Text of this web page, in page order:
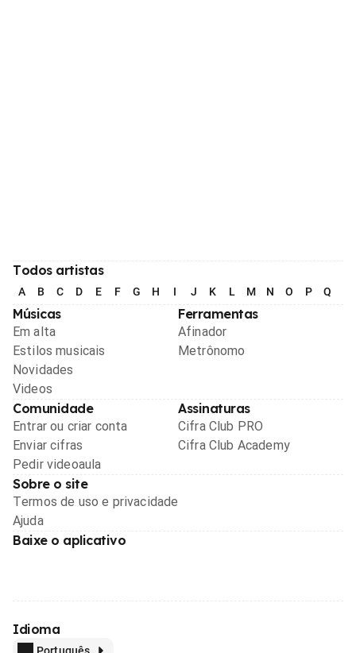
Todos artistas
A B C D E F G H I J K L M N O P Q
Músicas
Em alta
Estilos musicais
Novidades
Videos
Ferramentas
Afinador
Metrônomo
Comunidade
Entrar ou criar conta
Enviar cifras
Pedir videoaula
Assinaturas
Cifra Club PRO
Cifra Club Academy
Sobre o site
Termos de uso e privacidade
Ajuda
Baixe o aplicativo
Idioma